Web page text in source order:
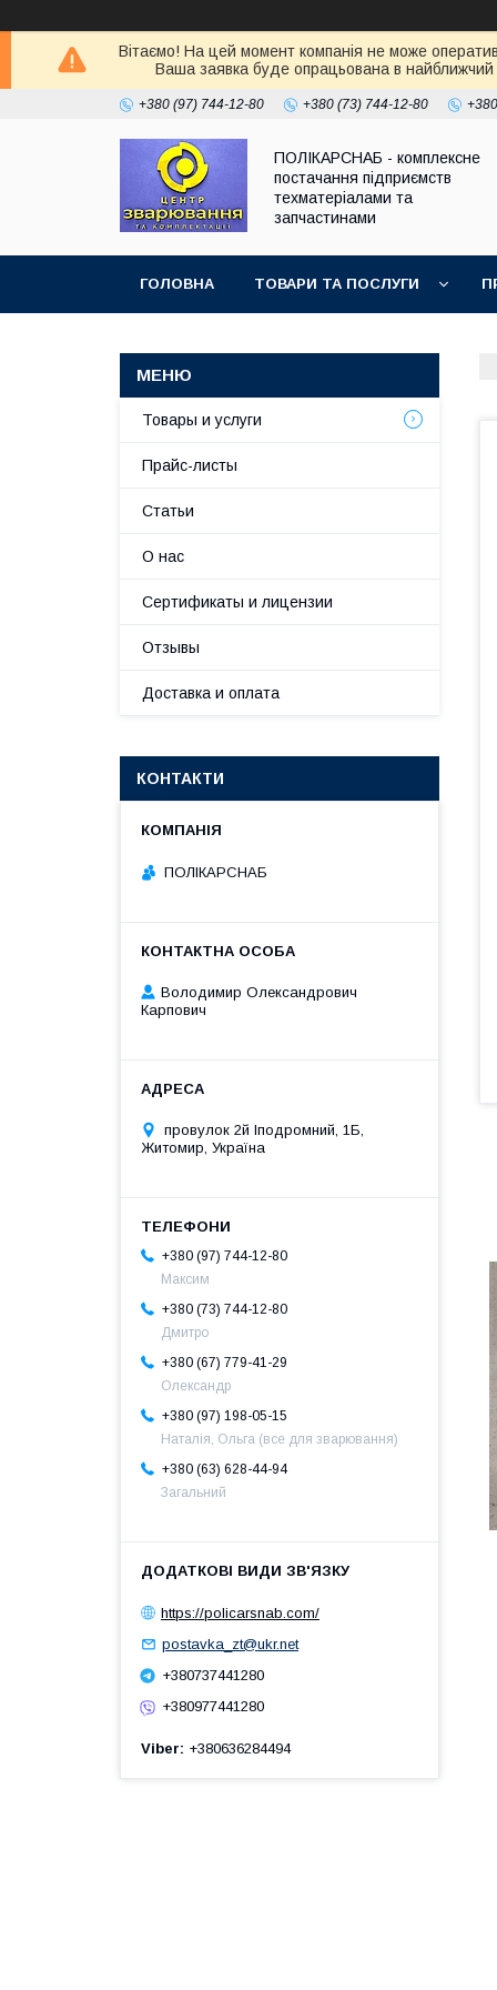
Вітаємо! На цей момент компанія не може
Ваша заявка буде опрацьована в
+380 (97) 744-12-80 +380 (73) 744-12-80
ПОЛІКАРСНАБ - комплексне
постачання підприємств
техматеріалами та
запчастинами
ГОЛОВНА ТОВАРИ ТА ПОСЛУГИ
Товары и услуги
Прайс-листы
Статьи
О нас
Сертификаты и лицензии
Отзывы
Доставка и оплата
КОНТАКТИ
ПОЛІКАРСНАБ
Володимир Олександрович
Карпович
провулок 2й Іподромний, 1Б,
Житомир, Україна
+380 (97) 744-12-80
Максим
+380 (73) 744-12-80
Дмитро
+380 (67) 779-41-29
Олександр
+380 (97) 198-05-15
Наталія, Ольга (все для зварювання)
+380 (63) 628-44-94
Загальний
https://policarsnab.com/
postavka_zt@ukr.net
+380737441280
+380977441280
Viber +380636284494